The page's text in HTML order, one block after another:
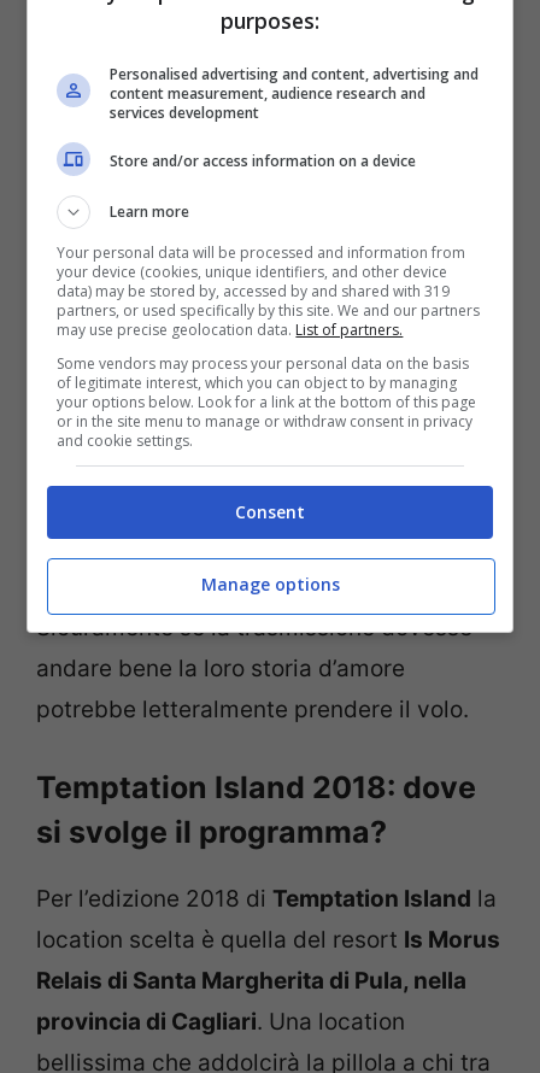
Filippi nelle ultime puntate dedicate al
a trovare il proprio punto di incontro e
dopo tante litigate hanno coronato il loro
sogno d’amore nonostante le difficoltà
Platano e Riccardo Guarnieri
nello studio di Uomini e Donne dopo poche
settimane dalla fine della loro storia e
avevano raccontato a Maria De Filippi che
la loro relazione andava a gonfie vele fuori
dal programma. Certo è che visti i
precedenti mettersi alla prova con
potrebbe essere un
pochino rischioso per i due: Ida vorrà
veramente mettersi così alla prova?
Sicuramente se la trasmissione dovesse
andare bene la loro storia d’amore
potrebbe letteralmente prendere il volo.
Temptation Island 2018: dove
si svolge il programma?
Per l’edizione 2018 di Temptation Island la
location scelta è quella del resort Is Morus
Relais di Santa Margherita di Pula, nella
provincia di Cagliari. Una location
bellissima che addolcirà la pillola a chi tra
purposes:
Personalised advertising and content, advertising and
content measurement, audience research and
services development
Store and/or access information on a device
Learn more
Your personal data will be processed and information from
your device (cookies, unique identifiers, and other device
data) may be stored by, accessed by and shared with 319
partners, or used specifically by this site. We and our partners
may use precise geolocation data. List of partners.
Some vendors may process your personal data on the basis
of legitimate interest, which you can object to by managing
your options below. Look for a link at the bottom of this page
or in the site menu to manage or withdraw consent in privacy
and cookie settings.
Consent
Manage options